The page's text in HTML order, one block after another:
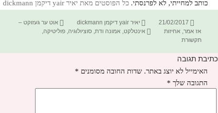
כותב למחייתי, לא לפרנסתי. כל הפוסטים מאת יאיר yair דיקמן dickmann‏
פורסם
בתאריך
21/02/2017 מחבר
יאיר yair דיקמן dickmann קטגוריות
אוט ער געזוקט –
אז אמר, אחיזות תגיות
אינטלקט, אמונה ודת,סוציולוגיה,פוליטיקה,
תקשורת
כתיבת תגובה
האימייל לא יוצג באתר. שדות החובה מסומנים *
התגובה שלך *